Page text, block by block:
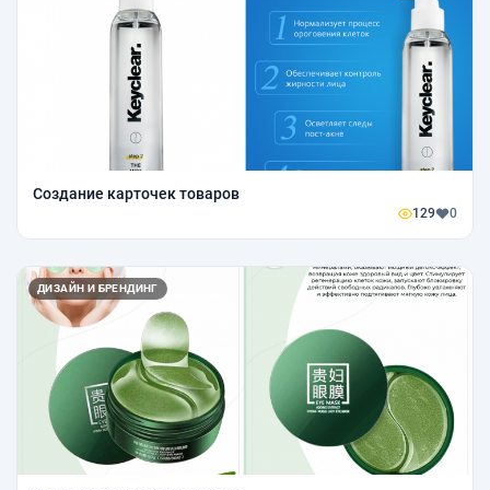
Создание карточек товаров
129 0
ДИЗАЙН И БРЕНДИНГ